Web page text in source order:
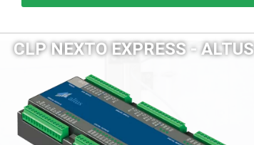
CLP NEXTO EXPRESS - ALTUS